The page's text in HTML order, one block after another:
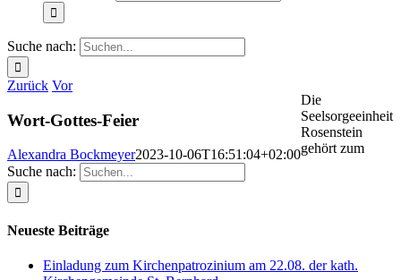
Suche nach:
Zurück Vor
Wort-Gottes-Feier
Alexandra Bockmeyer2023-10-06T16:51:04+02:00
Suche nach:
Neueste Beiträge
Einladung zum Kirchenpatrozinium am 22.08. der kath.
Die
Seelsorgeeinheit
Rosenstein
gehört zum